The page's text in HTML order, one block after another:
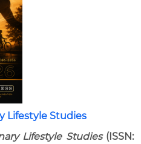
Lifestyle Studies
Lifestyle Studies(ISSN: